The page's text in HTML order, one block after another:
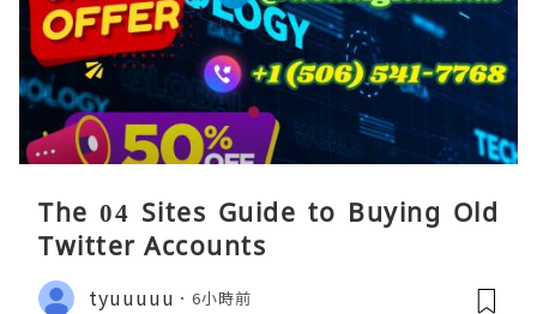
The 04 Sites Guide to Buying Old
Twitter Accounts
tyuuuuu 6小時前